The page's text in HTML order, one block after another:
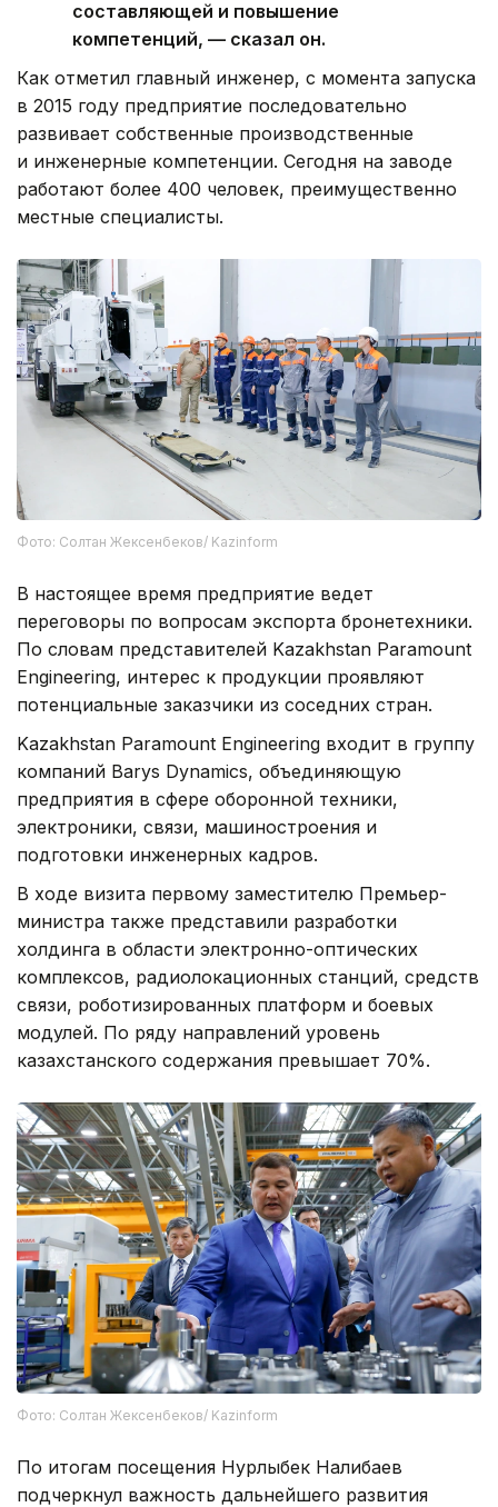
составляющей и повышение
компетенций, — сказал он.
Как отметил главный инженер, с момента запуска
в 2015 году предприятие последовательно
развивает собственные производственные
и инженерные компетенции. Сегодня на заводе
работают более 400 человек, преимущественно
местные специалисты.
Фото: Солтан Жексенбеков/ Kazinform
В настоящее время предприятие ведет
переговоры по вопросам экспорта бронетехники.
По словам представителей Kazakhstan Paramount
Engineering, интерес к продукции проявляют
потенциальные заказчики из соседних стран.
Kazakhstan Paramount Engineering входит в группу
компаний Barys Dynamics, объединяющую
предприятия в сфере оборонной техники,
электроники, связи, машиностроения и
подготовки инженерных кадров.
В ходе визита первому заместителю Премьер-
министра также представили разработки
холдинга в области электронно-оптических
комплексов, радиолокационных станций, средств
связи, роботизированных платформ и боевых
модулей. По ряду направлений уровень
казахстанского содержания превышает 70%.
Фото: Солтан Жексенбеков/ Kazinform
По итогам посещения Нурлыбек Налибаев
подчеркнул важность дальнейшего развития